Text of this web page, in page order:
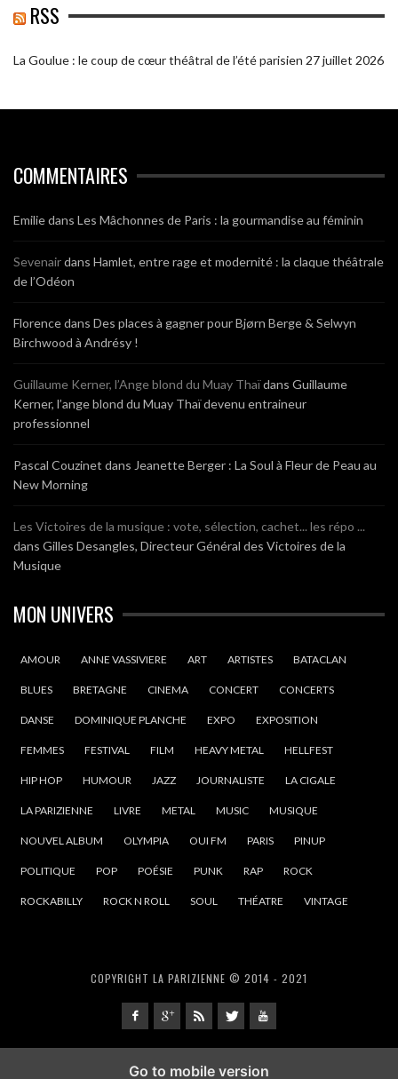
RSS
La Goulue : le coup de cœur théâtral de l’été parisien 27 juillet 2026
COMMENTAIRES
Emiliedans Les Mâchonnes de Paris : la gourmandise au féminin
Sevenairdans Hamlet, entre rage et modernité : la claque théâtrale
de l’Odéon
Florencedans Des places à gagner pour Bjørn Berge & Selwyn
Birchwood à Andrésy !
Guillaume Kerner, l’Ange blond du Muay Thaïdans Guillaume
Kerner, l’ange blond du Muay Thaï devenu entraineur
professionnel
Pascal Couzinet dans Jeanette Berger : La Soul à Fleur de Peau au
New Morning
Les Victoires de la musique : vote, sélection, cachet... les répo ...
dans Gilles Desangles, Directeur Général des Victoires de la
Musique
MON UNIVERS
AMOUR ANNE VASSIVIERE ART ARTISTES BATACLAN
BLUES BRETAGNE CINEMA CONCERT CONCERTS
DANSE DOMINIQUE PLANCHE EXPO EXPOSITION
FEMMES FESTIVAL FILM HEAVY METAL HELLFEST
HIP HOP HUMOUR JAZZ JOURNALISTE LA CIGALE
LA PARIZIENNE LIVRE METAL MUSIC MUSIQUE
NOUVEL ALBUM OLYMPIA OUI FM PARIS PINUP
POLITIQUE POP POÉSIE PUNK RAP ROCK
ROCKABILLY ROCK N ROLL SOUL THÉATRE VINTAGE
COPYRIGHT LA PARIZIENNE © 2014 - 2021
Go to mobile version